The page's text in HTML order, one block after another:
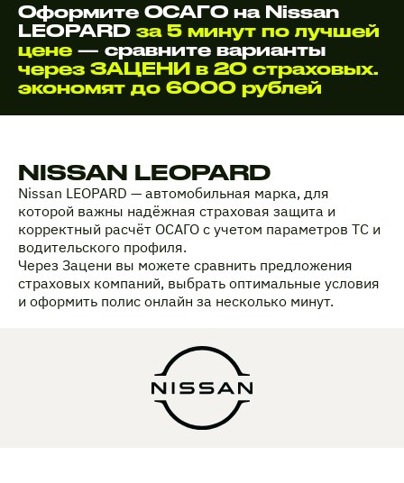
Оформите ОСАГО на Nissan
LEOPARD за 5 минут по лучшей
цене — сравните варианты
через ЗАЦЕНИ в 20 страховых.
экономят до 6000 рублей
NISSAN LEOPARD
Nissan LEOPARD — автомобильная марка, для
которой важны надёжная страховая защита и
корректный расчёт ОСАГО с учетом параметров ТС и
водительского профиля.
Через Зацени вы можете сравнить предложения
страховых компаний, выбрать оптимальные условия
и оформить полис онлайн за несколько минут.